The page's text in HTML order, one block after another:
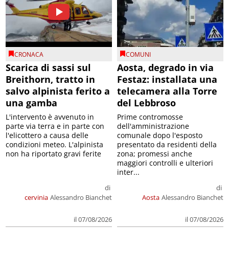
CRONACA
Scarica di sassi sul
Breithorn, tratto in
salvo alpinista ferito a
una gamba
cervinia
di
Alessandro Bianchet
il 07/08/2026
L'intervento è avvenuto in
parte via terra e in parte con
l'elicottero a causa delle
condizioni meteo. L'alpinista
non ha riportato gravi ferite
COMUNI
Aosta, degrado in via
Festaz: installata una
telecamera alla Torre
del Lebbroso
Aosta
di
Alessandro Bianchet
il 07/08/2026
Prime contromosse
dell'amministrazione
comunale dopo l'esposto
presentato da residenti della
zona; promessi anche
maggiori controlli e ulteriori
inter...